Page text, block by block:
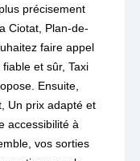
précisement
Ciotat, Plan-de-
faire appel
et sûr, Taxi
Ensuite,
Un prix adapté et
accessibilité à
vos sorties